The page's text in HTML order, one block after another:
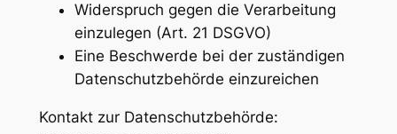
Widerspruch gegen die Verarbeitung
einzulegen (Art. 21 DSGVO)
Eine Beschwerde bei der zuständigen
Datenschutzbehörde einzureichen
Kontakt zur Datenschutzbehörde: